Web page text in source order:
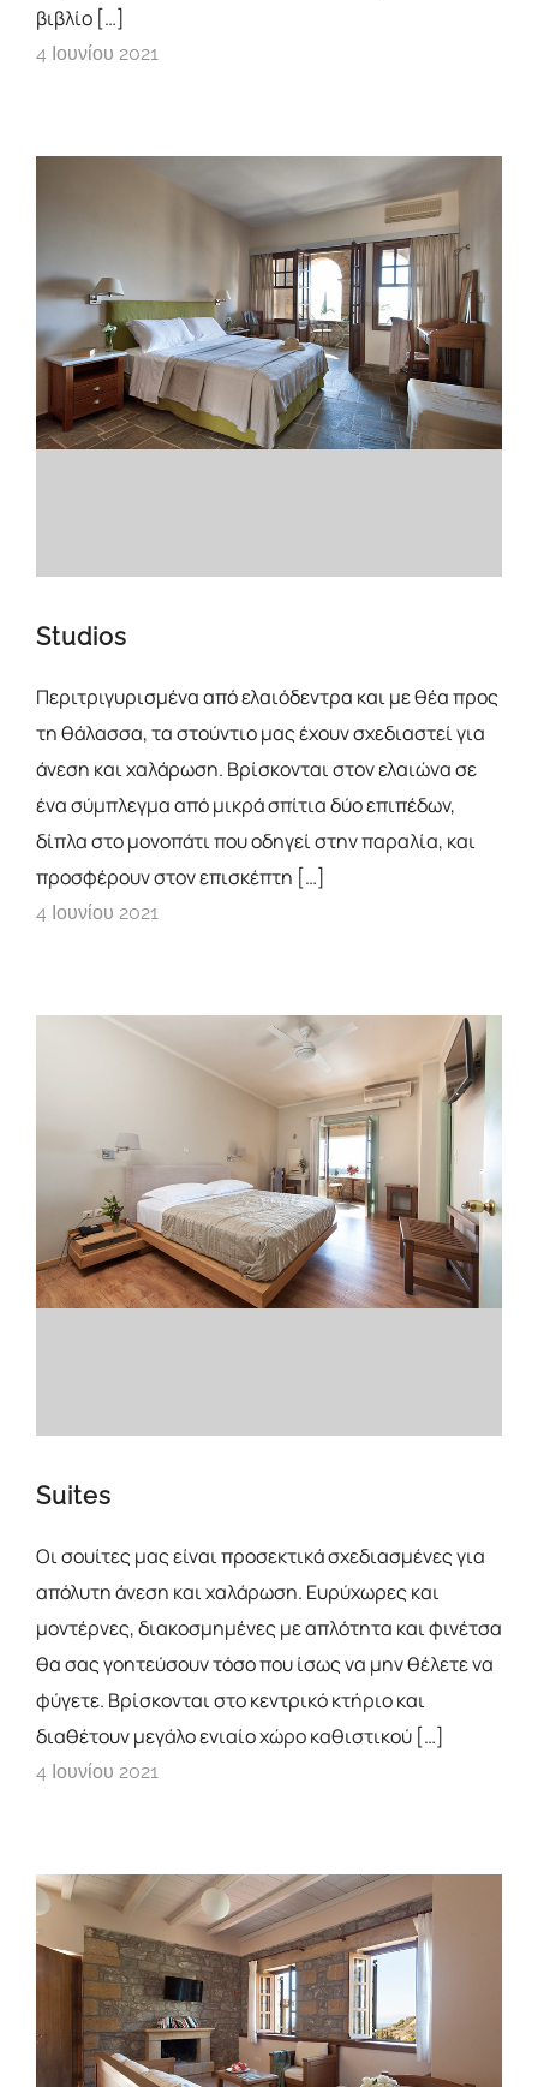
βιβλίο […]
4 Ιουνίου 2021
Studios
Περιτριγυρισμένα από ελαιόδεντρα και με θέα προς
τη θάλασσα, τα στούντιο μας έχουν σχεδιαστεί για
άνεση και χαλάρωση. Βρίσκονται στον ελαιώνα σε
ένα σύμπλεγμα από μικρά σπίτια δύο επιπέδων,
δίπλα στο μονοπάτι που οδηγεί στην παραλία, και
προσφέρουν στον επισκέπτη […]
4 Ιουνίου 2021
Suites
Οι σουίτες μας είναι προσεκτικά σχεδιασμένες για
απόλυτη άνεση και χαλάρωση. Ευρύχωρες και
μοντέρνες, διακοσμημένες με απλότητα και φινέτσα
θα σας γοητεύσουν τόσο που ίσως να μην θέλετε να
φύγετε. Βρίσκονται στο κεντρικό κτήριο και
διαθέτουν μεγάλο ενιαίο χώρο καθιστικού […]
4 Ιουνίου 2021